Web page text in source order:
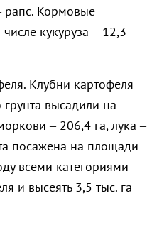
рапс. Кормовые
кукуруза – 12,3
Клубни картофеля
высадили на
– 206,4 га, лука –
посажена на площади
всеми категориями
и высеять 3,5 тыс. га